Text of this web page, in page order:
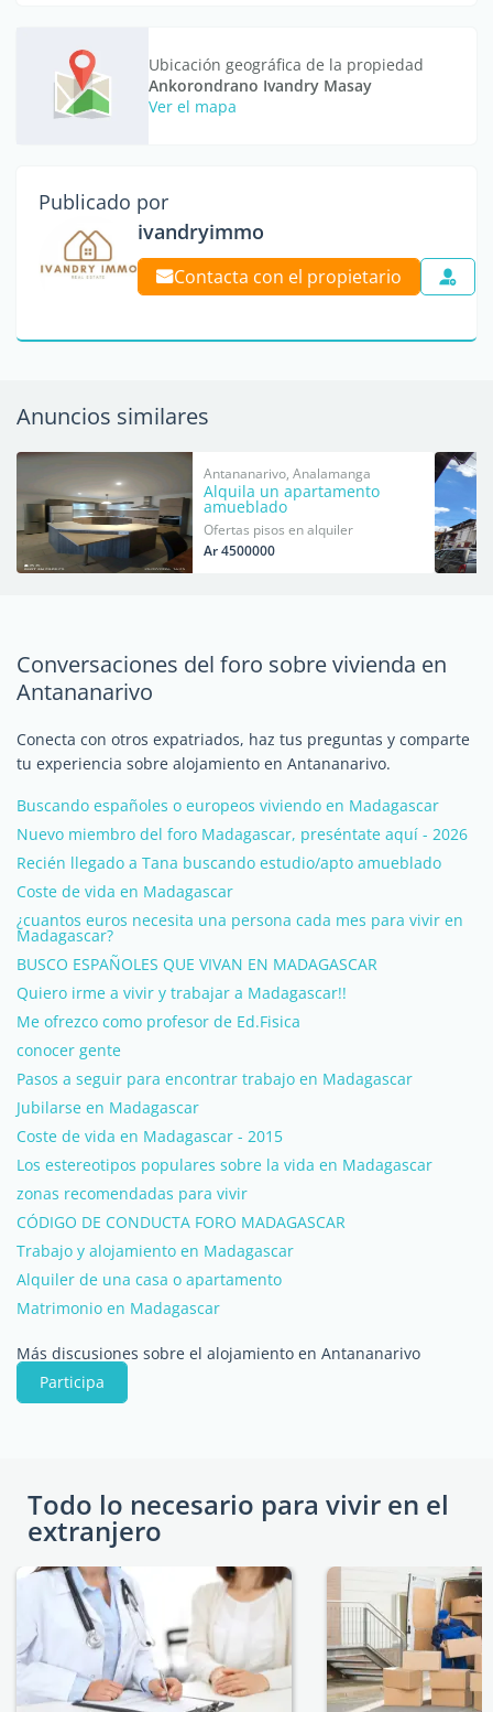
Ubicación geográfica de la propiedad
Ankorondrano Ivandry Masay
Ver el mapa
Publicado por
ivandryimmo
Contacta con el propietario
Anuncios similares
Antananarivo, Analamanga
Alquila un apartamento
amueblado
Ofertas pisos en alquiler
Ar 4500000
Conversaciones del foro sobre vivienda en
Antananarivo
Conecta con otros expatriados, haz tus preguntas y comparte
tu experiencia sobre alojamiento en Antananarivo.
Buscando españoles o europeos viviendo en Madagascar
Nuevo miembro del foro Madagascar, preséntate aquí - 2026
Recién llegado a Tana buscando estudio/apto amueblado
Coste de vida en Madagascar
¿cuantos euros necesita una persona cada mes para vivir en
Madagascar?
BUSCO ESPAÑOLES QUE VIVAN EN MADAGASCAR
Quiero irme a vivir y trabajar a Madagascar!!
Me ofrezco como profesor de Ed.Fisica
conocer gente
Pasos a seguir para encontrar trabajo en Madagascar
Jubilarse en Madagascar
Coste de vida en Madagascar - 2015
Los estereotipos populares sobre la vida en Madagascar
zonas recomendadas para vivir
CÓDIGO DE CONDUCTA FORO MADAGASCAR
Trabajo y alojamiento en Madagascar
Alquiler de una casa o apartamento
Matrimonio en Madagascar
Más discusiones sobre el alojamiento en Antananarivo
Participa
Todo lo necesario para vivir en el
extranjero